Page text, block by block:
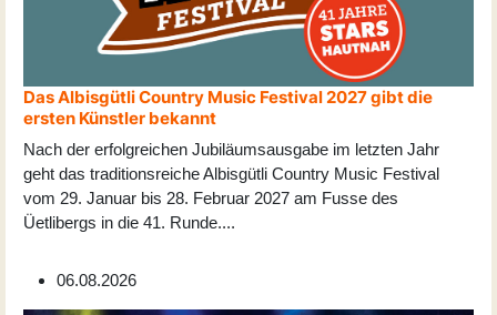
Das Albisgütli Country Music Festival 2027 gibt die
ersten Künstler bekannt
Nach der erfolgreichen Jubiläumsausgabe im letzten Jahr
geht das traditionsreiche Albisgütli Country Music Festival
vom 29. Januar bis 28. Februar 2027 am Fusse des
Üetlibergs in die 41. Runde....
06.08.2026